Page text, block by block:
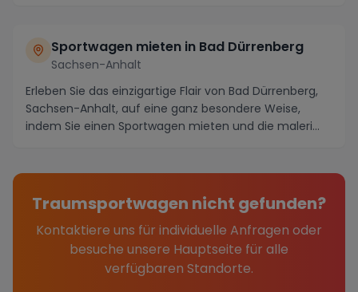
Sportwagen mieten in Bad Dürrenberg
Sachsen-Anhalt
Erleben Sie das einzigartige Flair von Bad Dürrenberg,
Sachsen-Anhalt, auf eine ganz besondere Weise,
indem Sie einen Sportwagen mieten und die maleri...
Traumsportwagen nicht gefunden?
Kontaktiere uns für individuelle Anfragen oder
besuche unsere Hauptseite für alle
verfügbaren Standorte.